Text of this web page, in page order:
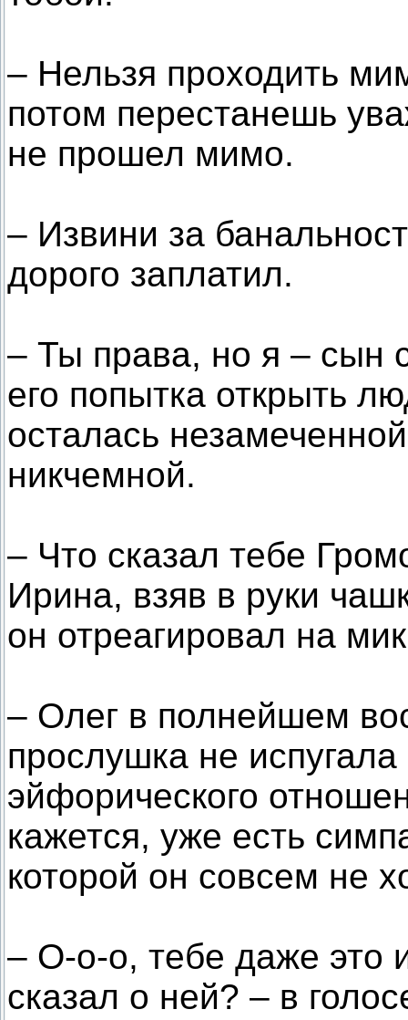
– Нельзя проходить
потом перестанешь
не прошел мимо.
– Извини за
дорого заплатил.
– Ты права, но я – сын
его попытка открыть
осталась
никчемной.
– Что сказал тебе
Ирина, взяв в руки
он отреагировал на
– Олег в полнейшем
прослушка не
эйфорического
кажется, уже есть
которой он совсем не
– О-о-о, тебе даже это
сказал о ней? – в